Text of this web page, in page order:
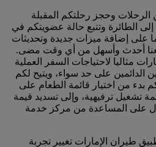
الرحلات وحجز رحلتكم المقبلة
الطائرة وتتبع حالة عضويتكم في
على إضافة ميزات جديدة وتحديثات
أحدث وأسهل من أي وقت مضى.
مثاليا لاحتياجات السفر العملية
الدائمين على حد سواء، ويتيح لكم
بدء من اختيار قائمة الطعام على
تشغيل ترفيهية، وإلى تسديد قيمة
على المساعدة من مركز خدمة
طيران الإمارات تغيير تجربة